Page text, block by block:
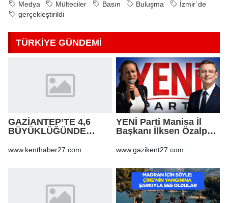
Medya Mülteciler Basın Buluşma
İzmir´de
gerçekleştirildi
TÜRKİYE GÜNDEMİ
GAZİANTEP’TE 4,6
BÜYÜKLÜĞÜNDE
www.kenthaber27.com
YENİ Parti Manisa İl
Başkanı İlksen Özalper
www.gazikent27.com